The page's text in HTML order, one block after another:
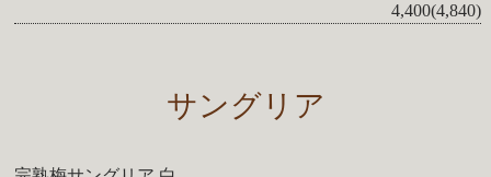
4,400(4,840)
サングリア